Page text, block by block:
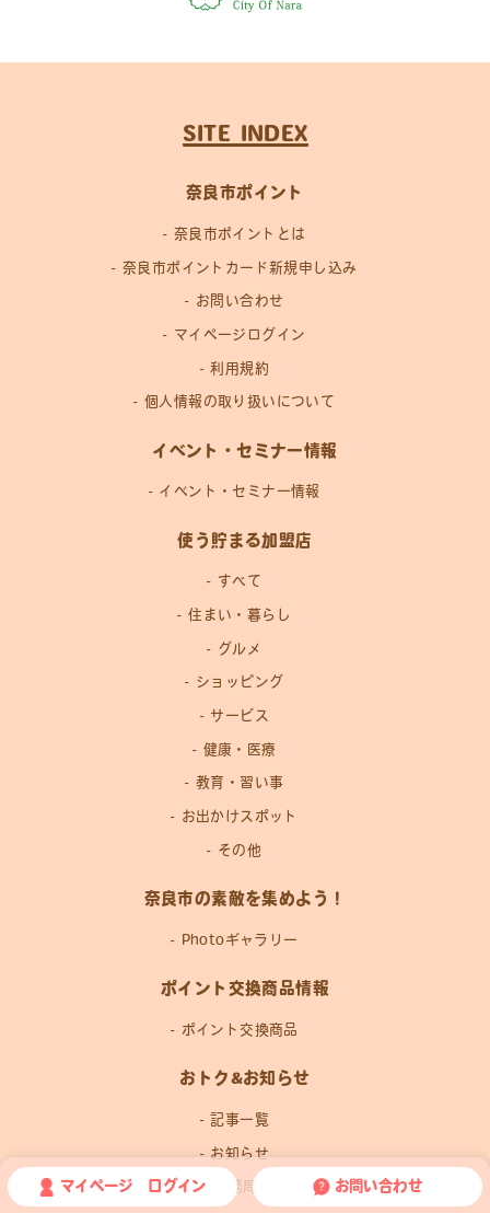
SITE INDEX
奈良市ポイント
奈良市ポイントとは
奈良市ポイントカード新規申し込み
お問い合わせ
マイページログイン
利用規約
個人情報の取り扱いについて
イベント・セミナー情報
イベント・セミナー情報
使う貯まる加盟店
すべて
住まい・暮らし
グルメ
ショッピング
サービス
健康・医療
教育・習い事
お出かけスポット
その他
奈良市の素敵を集めよう！
Photoギャラリー
ポイント交換商品情報
ポイント交換商品
おトク&お知らせ
記事一覧
お知らせ
運営事務局news
マイページ ログイン お問い合わせ